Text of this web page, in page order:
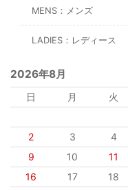
MENS：メンズ
LADIES：レディース
2026年8月
日 月 火
2
3 4
9
10 11
16
17 18